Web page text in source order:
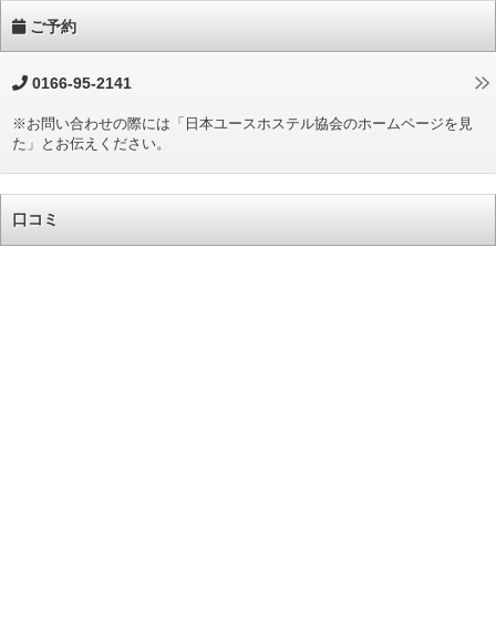
ご予約
0166-95-2141
※お問い合わせの際には「日本ユースホステル協会のホームページを見
た」とお伝えください。
口コミ